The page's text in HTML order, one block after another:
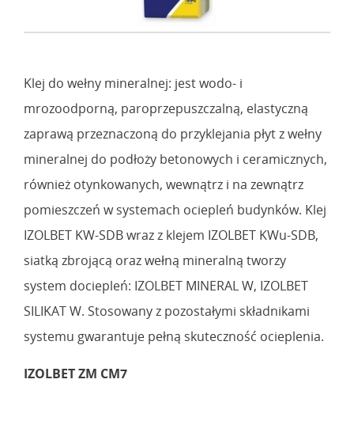
Klej do wełny mineralnej: jest wodo- i
mrozoodporną, paroprzepuszczalną, elastyczną
zaprawą przeznaczoną do przyklejania płyt z wełny
mineralnej do podłoży betonowych i ceramicznych,
również otynkowanych, wewnątrz i na zewnątrz
pomieszczeń w systemach ociepleń budynków. Klej
IZOLBET KW-SDB wraz z klejem IZOLBET KWu-SDB,
siatką zbrojącą oraz wełną mineralną tworzy
system dociepleń: IZOLBET MINERAL W, IZOLBET
SILIKAT W. Stosowany z pozostałymi składnikami
systemu gwarantuje pełną skuteczność ocieplenia.
IZOLBET ZM CM7